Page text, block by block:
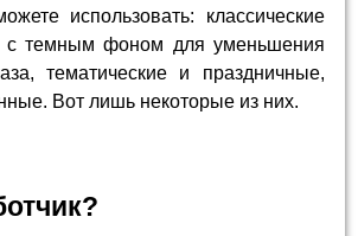
использовать: классические
с темным фоном для уменьшения
тематические и праздничные,
Вот лишь некоторые из них.